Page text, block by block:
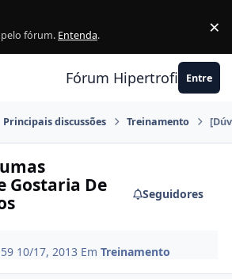
fórum. Entenda. ×
Fórum Hipertrofia.org
Entre
Principais discussões Treinamento
Gostaria De
Seguidores
10/17, 2013 EmTreinamento